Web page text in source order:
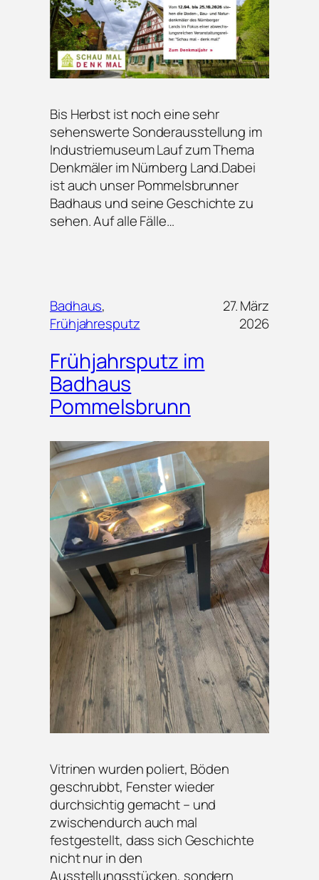
Bis Herbst ist noch eine sehr
sehenswerte Sonderausstellung im
Industriemuseum Lauf zum Thema
Denkmäler im Nürnberg Land.Dabei
ist auch unser Pommelsbrunner
Badhaus und seine Geschichte zu
sehen. Auf alle Fälle…
Badhaus
Frühjahresputz
27. März
2026
Frühjahrsputz im
Badhaus
Pommelsbrunn
Vitrinen wurden poliert, Böden
geschrubbt, Fenster wieder
durchsichtig gemacht – und
zwischendurch auch mal
festgestellt, dass sich Geschichte
nicht nur in den
Ausstellungsstücken, sondern